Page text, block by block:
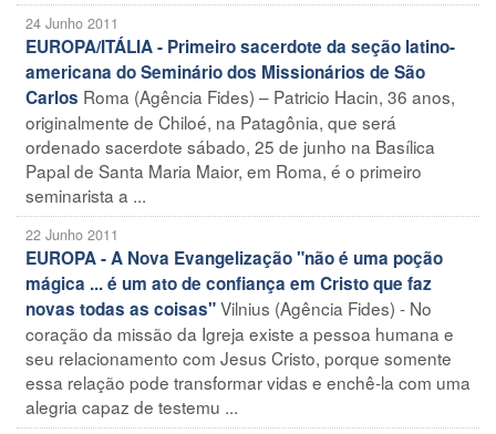
24 Junho 2011
EUROPA/ITÁLIA - Primeiro sacerdote da seção latino-
americana do Seminário dos Missionários de São
Carlos Roma (Agência Fides) – Patricio Hacin, 36 anos,
originalmente de Chiloé, na Patagônia, que será
ordenado sacerdote sábado, 25 de junho na Basílica
Papal de Santa Maria Maior, em Roma, é o primeiro
seminarista a ...
22 Junho 2011
EUROPA - A Nova Evangelização "não é uma poção
mágica ... é um ato de confiança em Cristo que faz
novas todas as coisas"Vilnius (Agência Fides) - No
coração da missão da Igreja existe a pessoa humana e
seu relacionamento com Jesus Cristo, porque somente
essa relação pode transformar vidas e enchê-la com uma
alegria capaz de testemu ...